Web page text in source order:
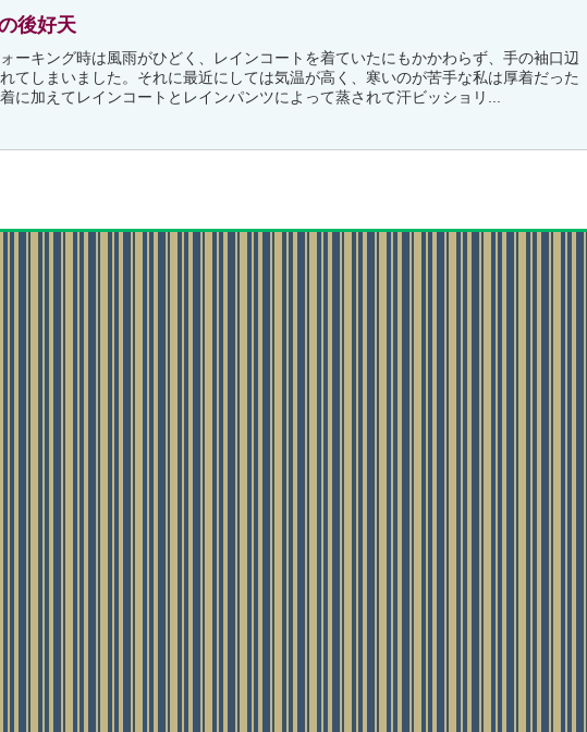
後好天
ーキング時は風雨がひどく、レインコートを着ていたにもかかわらず、手の袖口辺
てしまいました。それに最近にしては気温が高く、寒いのが苦手な私は厚着だった
に加えてレインコートとレインパンツによって蒸されて汗ビッショリ...